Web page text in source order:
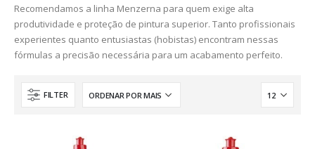
​Recomendamos a linha Menzerna para quem exige alta
produtividade e proteção de pintura superior. Tanto profissionais
experientes quanto entusiastas (hobistas) encontram nessas
fórmulas a precisão necessária para um acabamento perfeito.
FILTER